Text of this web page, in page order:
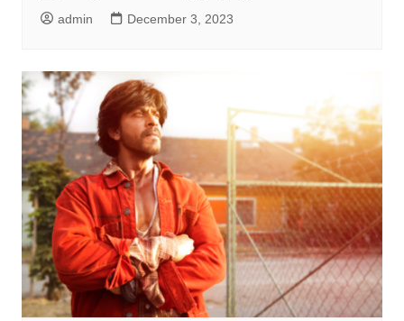
admin December 3, 2023